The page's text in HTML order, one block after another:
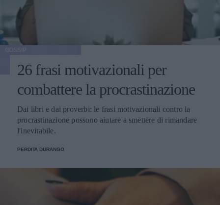
26 frasi motivazionali per
combattere la procrastinazione
Dai libri e dai proverbi: le frasi motivazionali contro la
procrastinazione possono aiutare a smettere di rimandare
l'inevitabile.
PERDITA DURANGO